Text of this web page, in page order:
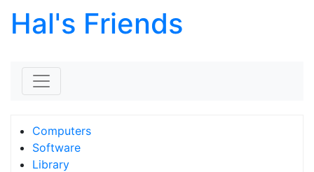
Hal's Friends
Computers
Software
Library